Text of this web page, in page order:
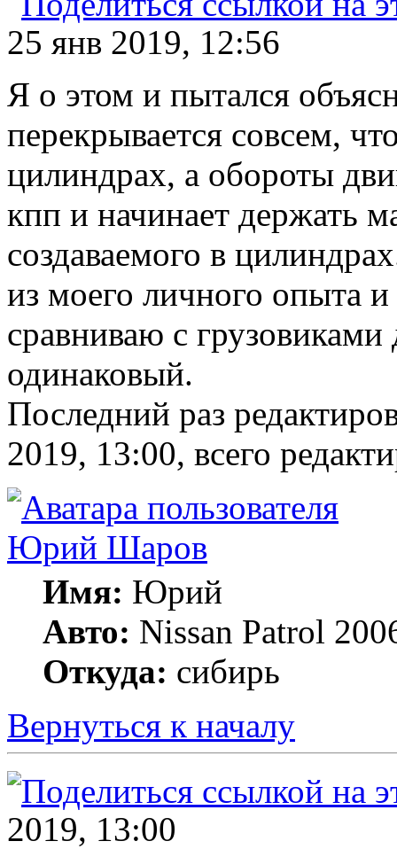
25 янв 2019, 12:56
Я о этом и пытался
перекрывается совсем,
цилиндрах, а обороты
кпп и начинает держать
создаваемого в
из моего личного опыта
сравниваю с
одинаковый.
Последний раз
2019, 13:00, всего
Юрий Шаров
Имя: Юрий
Авто: Nissan Patrol
Откуда: сибирь
Вернуться к началу
2019, 13:00